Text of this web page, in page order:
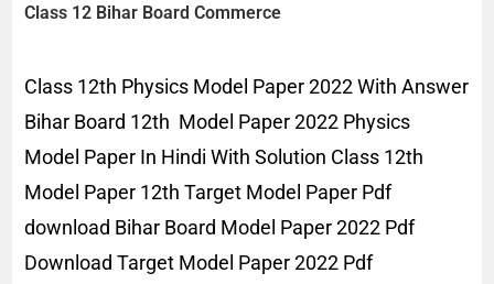
Class 12 Bihar Board Commerce
Class 12th Physics Model Paper 2022 With Answer
Bihar Board 12th Model Paper 2022 Physics
Model Paper In Hindi With Solution Class 12th
Model Paper 12th Target Model Paper Pdf
download Bihar Board Model Paper 2022 Pdf
Download Target Model Paper 2022 Pdf